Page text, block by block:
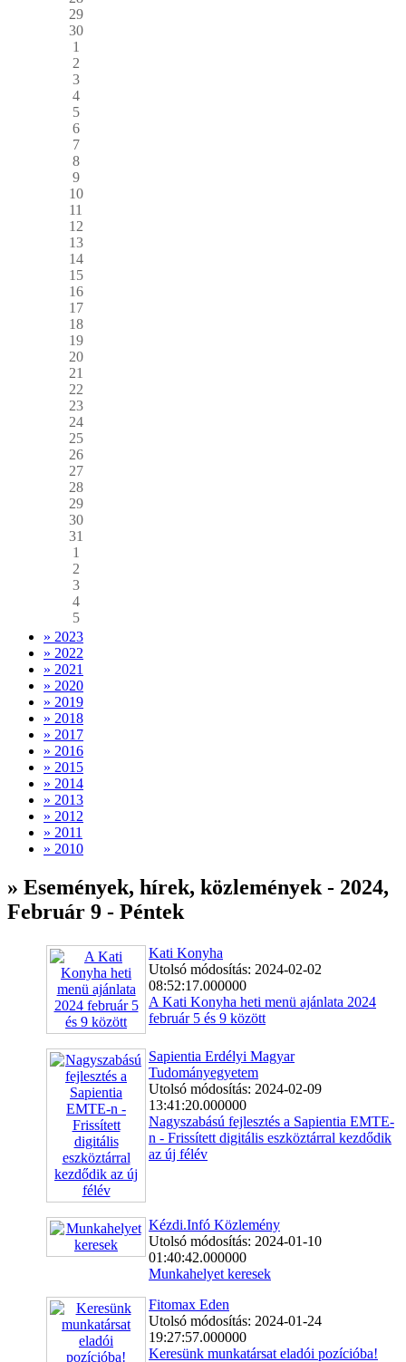
29
30
1
2
3
4
5
6
7
8
9
10
11
12
13
14
15
16
17
18
19
20
21
22
23
24
25
26
27
28
29
30
31
1
2
3
4
5
» 2023
» 2022
» 2021
» 2020
» 2019
» 2018
» 2017
» 2016
» 2015
» 2014
» 2013
» 2012
» 2011
» 2010
» Események, hírek, közlemények - 2024,
Február 9 - Péntek
Kati Konyha
Utolsó módosítás: 2024-02-02
08:52:17.000000
A Kati Konyha heti menü ajánlata 2024
február 5 és 9 között
Sapientia Erdélyi Magyar
Tudományegyetem
Utolsó módosítás: 2024-02-09
13:41:20.000000
Nagyszabású fejlesztés a Sapientia EMTE-
n - Frissített digitális eszköztárral kezdődik
az új félév
Kézdi.Infó Közlemény
Utolsó módosítás: 2024-01-10
01:40:42.000000
Munkahelyet keresek
Fitomax Eden
Utolsó módosítás: 2024-01-24
19:27:57.000000
Keresünk munkatársat eladói pozícióba!